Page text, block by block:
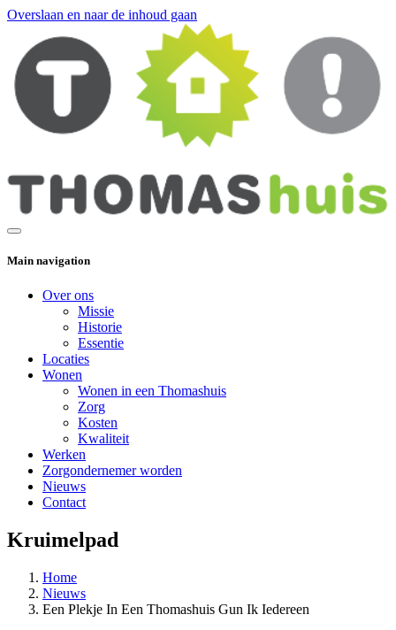
Overslaan en naar de inhoud gaan
Main navigation
Over ons
Missie
Historie
Essentie
Locaties
Wonen
Wonen in een Thomashuis
Zorg
Kosten
Kwaliteit
Werken
Zorgondernemer worden
Nieuws
Contact
Kruimelpad
Home
Nieuws
Een Plekje In Een Thomashuis Gun Ik Iedereen